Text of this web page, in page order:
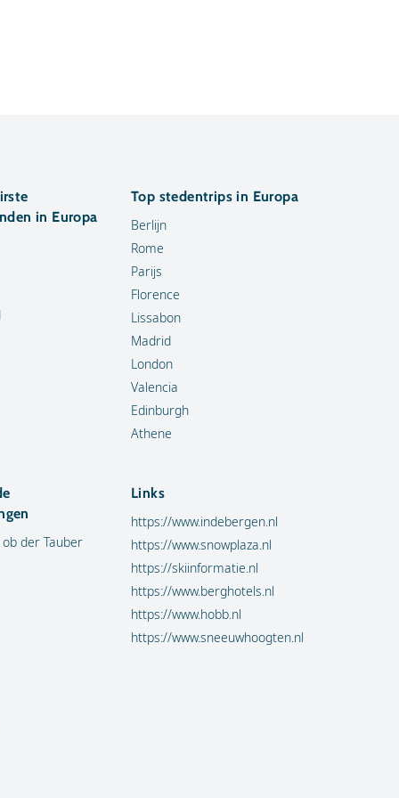
in Europa
Top stedentrips in Europa
Berlijn
Rome
Parijs
Florence
Lissabon
Madrid
London
Valencia
Edinburgh
Athene
der Tauber
Links
https://www.indebergen.nl
https://www.snowplaza.nl
https://skiinformatie.nl
https://www.berghotels.nl
https://www.hobb.nl
https://www.sneeuwhoogten.nl